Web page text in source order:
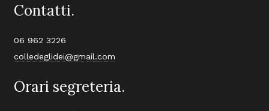
Contatti.
06 962 3226
colledeglidei@gmail.com
Orari segreteria.